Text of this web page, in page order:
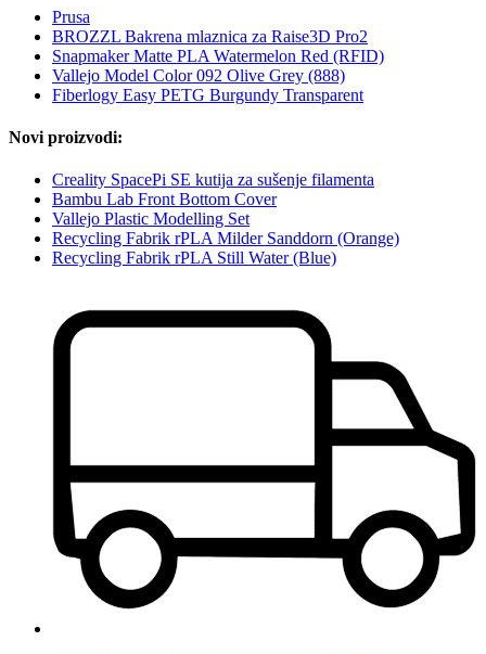
Prusa
BROZZL Bakrena mlaznica za Raise3D Pro2
Snapmaker Matte PLA Watermelon Red (RFID)
Vallejo Model Color 092 Olive Grey (888)
Fiberlogy Easy PETG Burgundy Transparent
Novi proizvodi:
Creality SpacePi SE kutija za sušenje filamenta
Bambu Lab Front Bottom Cover
Vallejo Plastic Modelling Set
Recycling Fabrik rPLA Milder Sanddorn (Orange)
Recycling Fabrik rPLA Still Water (Blue)